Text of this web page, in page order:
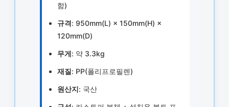
함)
규격: 950mm(L) × 150mm(H) ×
120mm(D)
무게: 약 3.3kg
재질: PP(폴리프로필렌)
원산지: 국산